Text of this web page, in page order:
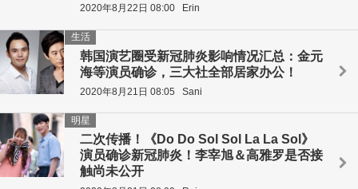
2020年8月22日 08:00 Erin
韩国演艺圈受新冠肺炎影响情况汇总：金元
海等演员确诊，三大社全部居家办公！
生活
2020年8月21日 08:05 Sani
二次传播！《Do Do Sol Sol La La Sol》
演员确诊新冠肺炎！李宰旭＆高雅罗是否接
触尚未公开
明星